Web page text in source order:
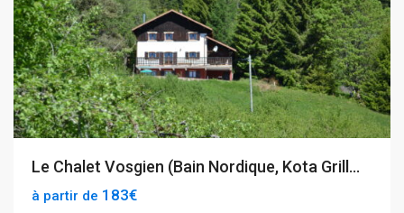
Le Chalet Vosgien (Bain Nordique, Kota Grill...
à partir de 183€